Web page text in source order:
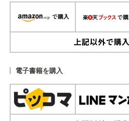
電子書籍を購入